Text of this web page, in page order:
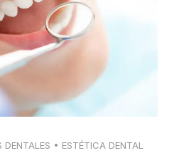
DENTALES • ESTÉTICA DENTAL